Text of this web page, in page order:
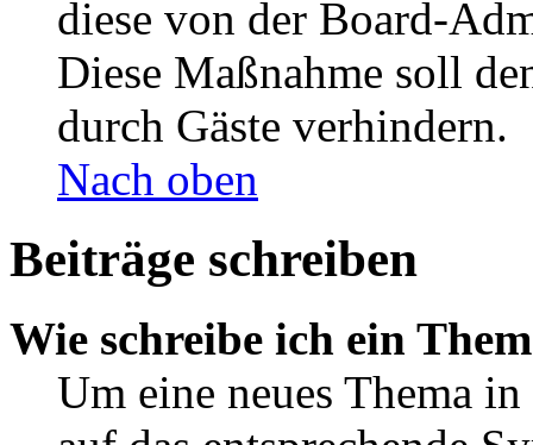
diese von der Board-
Diese Maßnahme soll
durch Gäste verhindern.
Nach oben
Beiträge schreiben
Wie schreibe ich ein
Um eine neues Thema